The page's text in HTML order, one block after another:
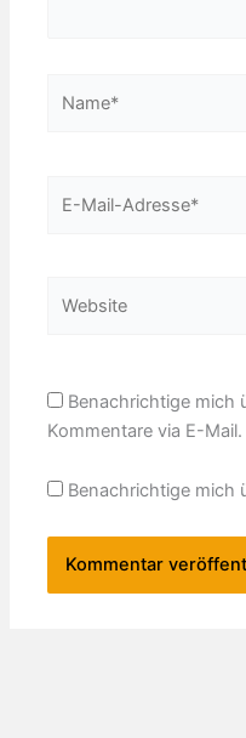
Mail-
Benachrichtige mich
Kommentare via E-Mail.
Benachrichtige mich